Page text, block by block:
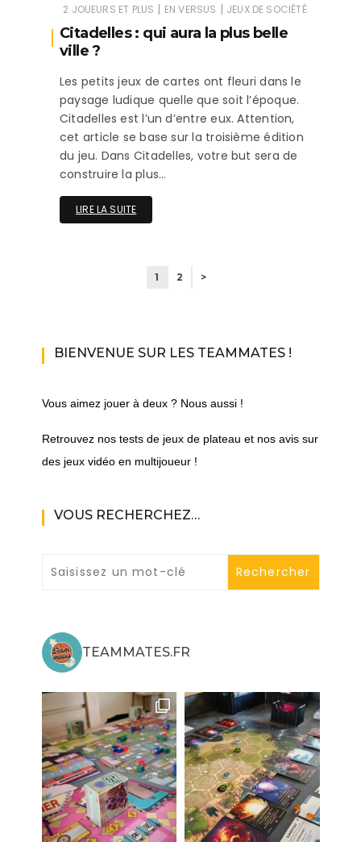
2 JOUEURS ET PLUS | EN VERSUS | JEUX DE SOCIÉTÉ
Citadelles : qui aura la plus belle
ville ?
Les petits jeux de cartes ont fleuri dans le
paysage ludique quelle que soit l’époque.
Citadelles est l’un d’entre eux. Attention,
cet article se base sur la troisième édition
du jeu. Dans Citadelles, votre but sera de
construire la plus…
LIRE LA SUITE
1 2 >
BIENVENUE SUR LES TEAMMATES !
Vous aimez jouer à deux ? Nous aussi !
Retrouvez nos tests de jeux de plateau et nos avis sur
des jeux vidéo en multijoueur !
VOUS RECHERCHEZ…
TEAMMATES.FR